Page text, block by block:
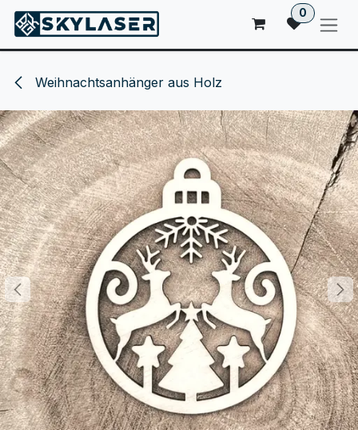
0
Weihnachtsanhänger aus Holz